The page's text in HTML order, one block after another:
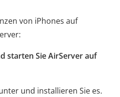
von iPhones auf
starten Sie AirServer auf
und installieren Sie es.